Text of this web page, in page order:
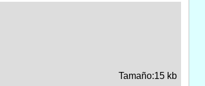
Tamaño:15 kb